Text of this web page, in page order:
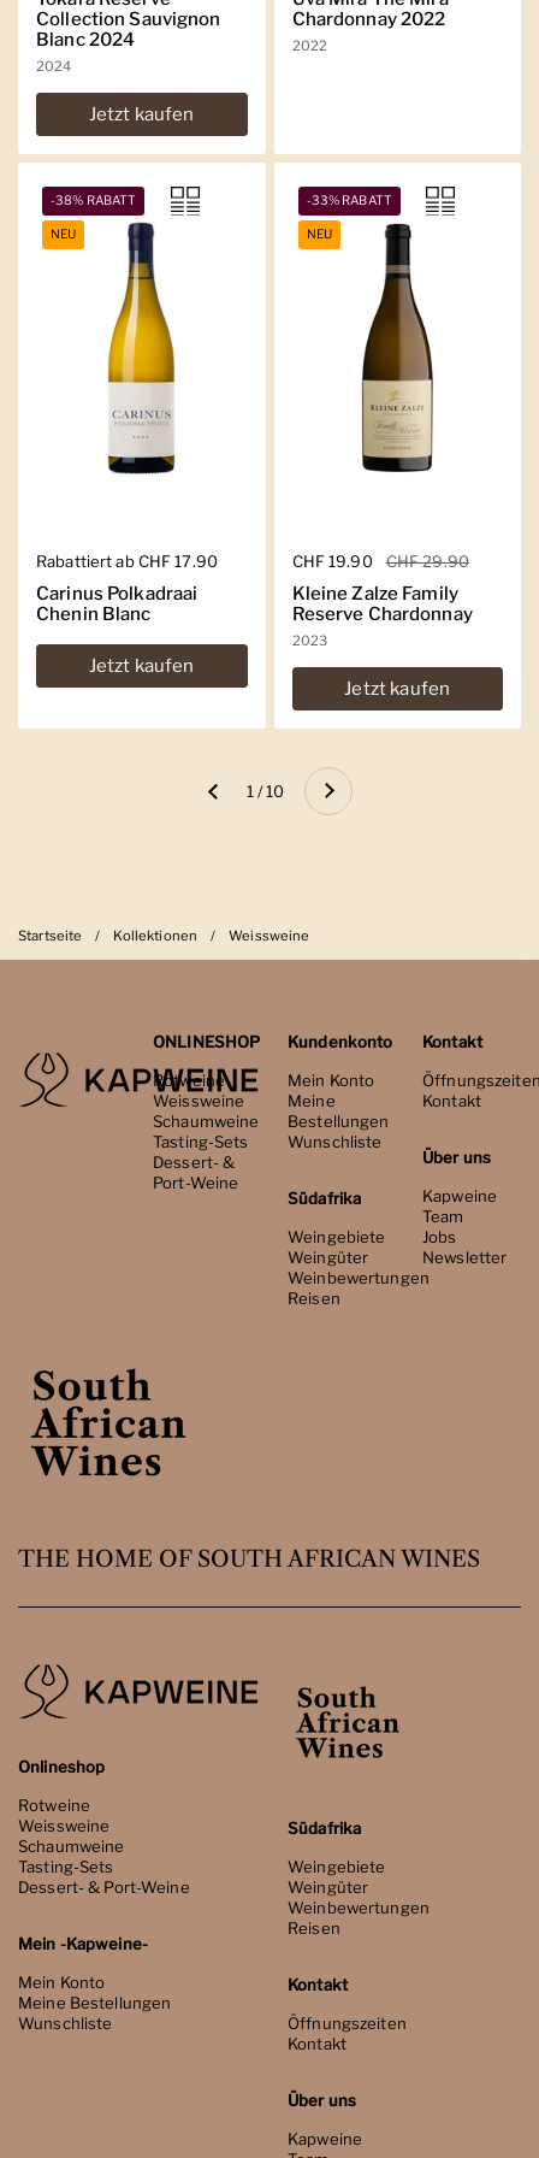
Collection Sauvignon
Blanc 2024
2024
Jetzt kaufen
Chardonnay 2022
2022
Regulärer Preis
Rabattiert ab CHF 17.90
Carinus Polkadraai
Chenin Blanc
Jetzt kaufen
-38% RABATT
NEU
Regulärer Preis
CHF 19.90 Sale-Preis
CHF 29.90
Kleine Zalze Family
Reserve Chardonnay
2023
Jetzt kaufen
-33% RABATT
NEU
Zurück 1 / 10 Weiter
Startseite / Kollektionen / Weissweine
ONLINESHOP
Rotweine
Weissweine
Schaumweine
Tasting-Sets
Dessert- &
Port-Weine
Kundenkonto
Mein Konto
Meine
Bestellungen
Wunschliste
Südafrika
Weingebiete
Weingüter
Weinbewertungen
Reisen
Kontakt
Kontakt
Über uns
Kapweine
Team
Jobs
Newsletter
THE HOME OF SOUTH AFRICAN WINES
Onlineshop
Rotweine
Weissweine
Schaumweine
Tasting-Sets
Dessert- & Port-Weine
Mein -Kapweine-
Mein Konto
Meine Bestellungen
Wunschliste
Südafrika
Weingebiete
Weingüter
Weinbewertungen
Reisen
Kontakt
Öffnungszeiten
Kontakt
Über uns
Kapweine